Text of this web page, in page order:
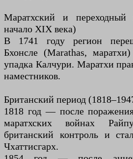
Маратхский и
начало XIX века)
В 1741 году регион
Бхонсле (Marathas,
упадка Калчури. Маратхи
наместников.
Британский период
1818 год — после
маратхских войнах
британский контроль и
Чхаттисгарх.